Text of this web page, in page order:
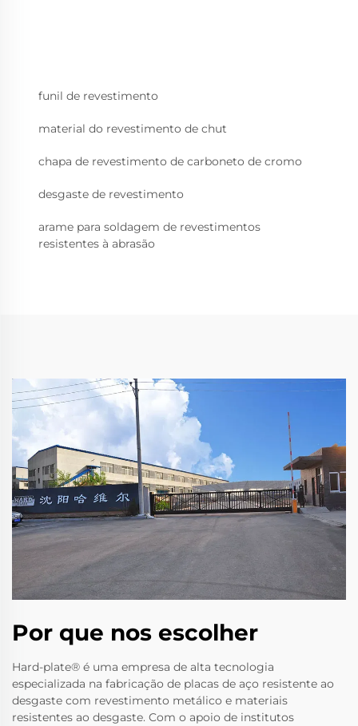
funil de revestimento
material do revestimento de chut
chapa de revestimento de carboneto de cromo
desgaste de revestimento
arame para soldagem de revestimentos
resistentes à abrasão
Por que nos escolher
Hard-plate® é uma empresa de alta tecnologia
especializada na fabricação de placas de aço resistente ao
desgaste com revestimento metálico e materiais
resistentes ao desgaste. Com o apoio de institutos